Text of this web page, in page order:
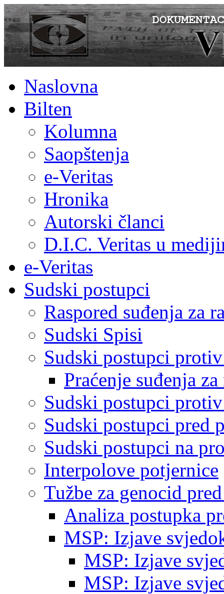
Naslovna
Bilten
Kolumna
Saopštenja
e-Veritas
Hronika
Autorski članci
D.I.C. Veritas u
e-Veritas
Sudski postupci
Raspored suđenja za
Sudski Spisi
Sudski postupci
Praćenje suđenja
Sudski postupci
Sudski postupci pred
Sudski postupci na
Interpolove potjernice
Tužbe za genocid
Analiza postupka
MSP: Izjave
MSP: Izjave
MSP: Izjave